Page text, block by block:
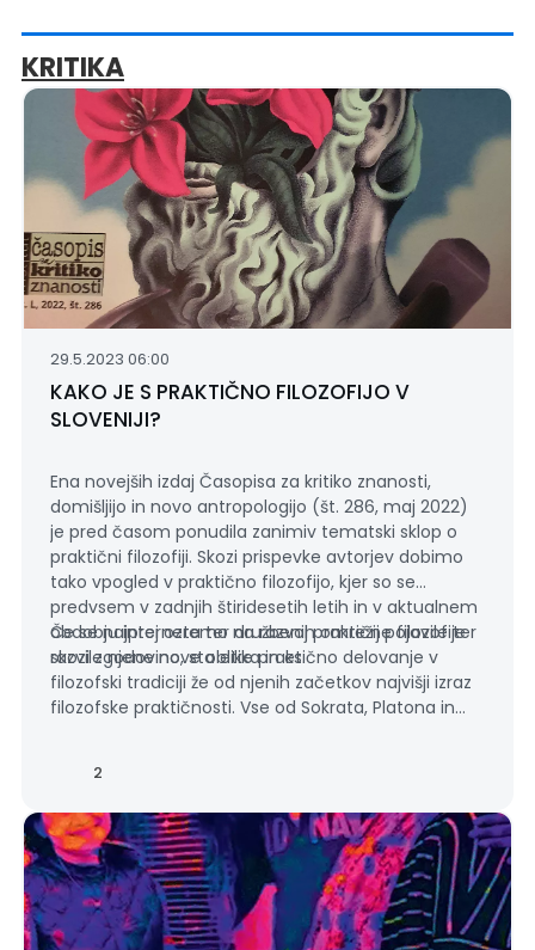
KRITIKA
29.5.2023 06:00
KAKO JE S PRAKTIČNO FILOZOFIJO V
SLOVENIJI?
Ena novejših izdaj Časopisa za kritiko znanosti,
domišljijo in novo antropologijo (št. 286, maj 2022)
je pred časom ponudila zanimiv tematski sklop o
praktični filozofiji. Skozi prispevke avtorjev dobimo
tako vpogled v praktično filozofijo, kjer so se
predvsem v zadnjih štiridesetih letih in v aktualnem
obdobju interneta ter družbenih omrežij pojavile ter
razvile njene nove oblike praks.
Če se najprej ozremo na razvoj praktične filozofije
skozi zgodovino, sta etika in etično delovanje v
filozofski tradiciji že od njenih začetkov najvišji izraz
filozofske praktičnosti. Vse od Sokrata, Platona in
vedenju, pravičnosti in ostalih etičnih načelih ter
praktičnemu sklepanju, ki bi vodili človekovo
ravnanje in odločanje, do razsvetljenstva v 17. in 18.
stoletju, kjer sta Immanuel Kant in John Stuart Mill
pomembno prispevala k moralni filozofiji. Filozofi
eksistence 19. in 20. stoletja, kot so
2